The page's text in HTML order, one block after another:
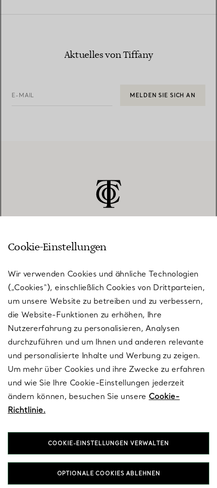
Aktuelles von Tiffany
E-MAIL MELDEN SIE SICH AN
KUNDENSERVICE
SERVICES
ÜBER TIFFANY & CO.
RECHTLICHE HINWEISE
FOLGEN SIE UNS
T&Co. 2026
Cookie-Einstellungen
Wir verwenden Cookies und ähnliche Technologien
(„Cookies“), einschließlich Cookies von Drittparteien,
um unsere Website zu betreiben und zu verbessern,
die Website-Funktionen zu erhöhen, Ihre
Nutzererfahrung zu personalisieren, Analysen
durchzuführen und um Ihnen und anderen relevante
und personalisierte Inhalte und Werbung zu zeigen.
Um mehr über Cookies und ihre Zwecke zu erfahren
und wie Sie Ihre Cookie-Einstellungen jederzeit
ändern können, besuchen Sie unsere Cookie-
Richtlinie.
COOKIE-EINSTELLUNGEN VERWALTEN
OPTIONALE COOKIES ABLEHNEN